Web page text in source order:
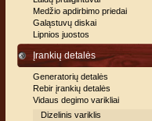
Medžio apdirbimo priedai
Galąstuvų diskai
Lipnios juostos
Įrankių detalės
Generatorių detalės
Rebir įrankių detalės
Vidaus degimo varikliai
Dizelinis variklis